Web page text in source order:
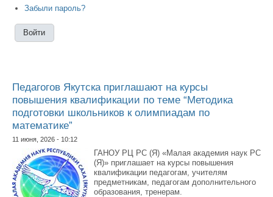
Забыли пароль?
Педагогов Якутска приглашают на курсы
повышения квалификации по теме “Методика
подготовки школьников к олимпиадам по
математике”
11 июня, 2026 - 10:12
ГАНОУ РЦ РС (Я) «Малая академия наук РС
(Я)» приглашает на курсы повышения
квалификации педагогам, учителям
предметникам, педагогам дополнительного
образования, тренерам.